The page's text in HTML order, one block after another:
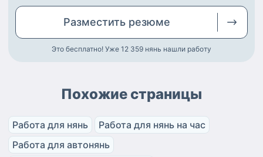
Разместить резюме
Это бесплатно! Уже 12 359 нянь нашли работу
Похожие страницы
Работа для нянь
Работа для нянь на час
Работа для автонянь